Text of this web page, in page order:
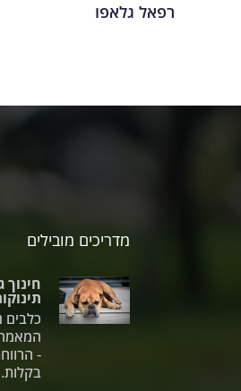
רפאל גלאפו
מדריכים מובילים
כלבים
המאמר
-
בקלות.